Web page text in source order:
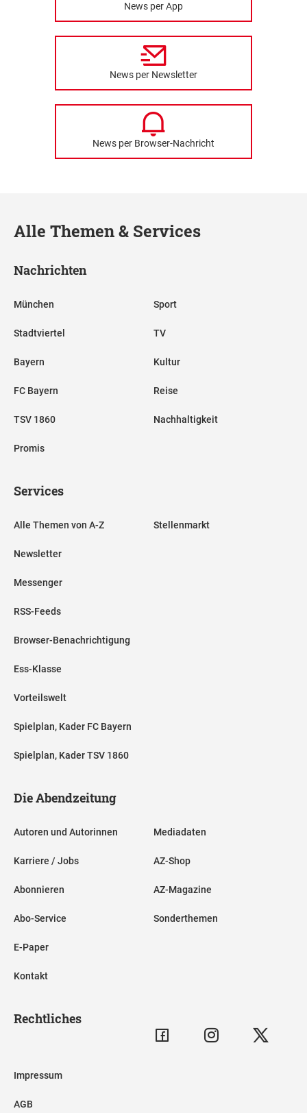
News per App
News per Newsletter
News per Browser-Nachricht
Alle Themen & Services
Nachrichten
München
Stadtviertel
Bayern
FC Bayern
TSV 1860
Promis
Sport
TV
Kultur
Reise
Nachhaltigkeit
Services
Alle Themen von A-Z
Newsletter
Messenger
RSS-Feeds
Browser-Benachrichtigung
Ess-Klasse
Vorteilswelt
Spielplan, Kader FC Bayern
Spielplan, Kader TSV 1860
Stellenmarkt
Die Abendzeitung
Autoren und Autorinnen
Karriere / Jobs
Abonnieren
Abo-Service
E-Paper
Kontakt
Mediadaten
AZ-Shop
AZ-Magazine
Sonderthemen
Rechtliches
Impressum
AGB